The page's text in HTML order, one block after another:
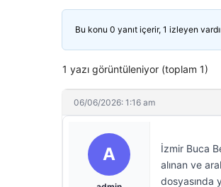
Bu konu 0 yanıt içerir, 1 izleyen
1 yazı görüntüleniyor (toplam 1)
06/06/2026: 1:16 am
A
İzmir Buca
alınan ve
dosyasında